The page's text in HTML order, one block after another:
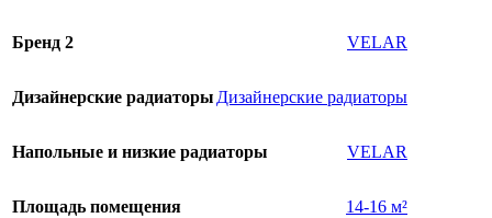
Бренд 2 VELAR
Дизайнерские радиаторыДизайнерские радиаторы
Напольные и низкие радиаторы VELAR
Площадь помещения
14-16 м²